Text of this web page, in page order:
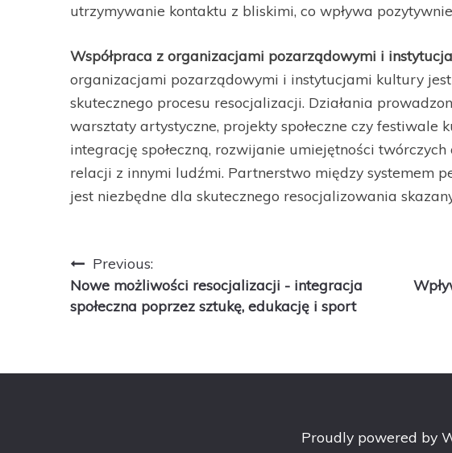
utrzymywanie kontaktu z bliskimi, co wpływa
Współpraca z organizacjami pozarządowymi i
organizacjami pozarządowymi i instytucjami kultury
skutecznego procesu resocjalizacji. Działania
warsztaty artystyczne, projekty społeczne czy festiwale
integrację społeczną, rozwijanie umiejętności
relacji z innymi ludźmi. Partnerstwo między systemem
jest niezbędne dla skutecznego resocjalizowania
Nawigacja
wpisu
Previous:
Nowe możliwości resocjalizacji - integracja
społeczna poprzez sztukę, edukację i sport
Proudly powered by